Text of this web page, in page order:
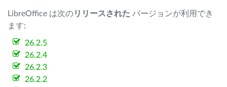
LibreOffice は次のリリースされた バージョンが利用でき
ます:
26.2.5
26.2.4
26.2.3
26.2.2